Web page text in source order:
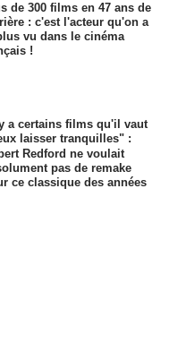
de 300 films en 47 ans de
: c'est l'acteur qu'on a
vu dans le cinéma
!
a certains films qu'il vaut
laisser tranquilles" :
Redford ne voulait
pas de remake
ce classique des années